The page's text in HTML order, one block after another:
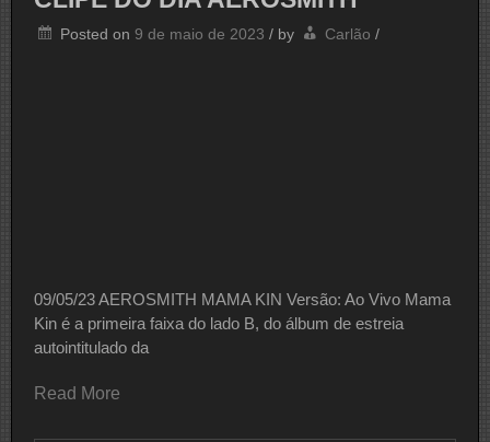
Posted on 9 de maio de 2023 / by Carlão /
09/05/23 AEROSMITH MAMA KIN Versão: Ao Vivo Mama
Kin é a primeira faixa do lado B, do álbum de estreia
autointitulado da
Read More